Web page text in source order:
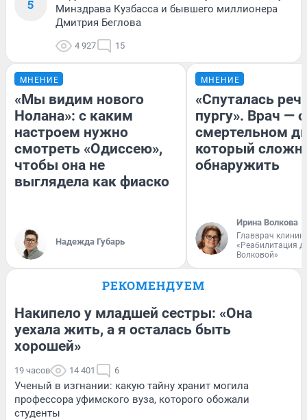
5
Минздрава Кузбасса и бывшего миллионера
Дмитрия Беглова
4 927 15
МНЕНИЕ
«Мы видим нового
Нолана»: с каким
настроем нужно
смотреть «Одиссею»,
чтобы она не
выглядела как фиаско
Надежда Губарь
МНЕНИЕ
«Спуталась
пургу». Врач — о
смертельном
который
обнаружить
Ирина Волкова
Главврач
«Реабилитация
Волковой»
РЕКОМЕНДУЕМ
Накипело у младшей сестры: «Она
уехала жить, а я осталась быть
хорошей»
19 часов 14 401 6
Ученый в изгнании: какую тайну хранит могила
профессора уфимского вуза, которого обожали
студенты